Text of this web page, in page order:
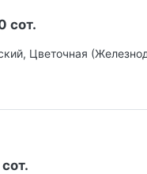
сот.
Цветочная